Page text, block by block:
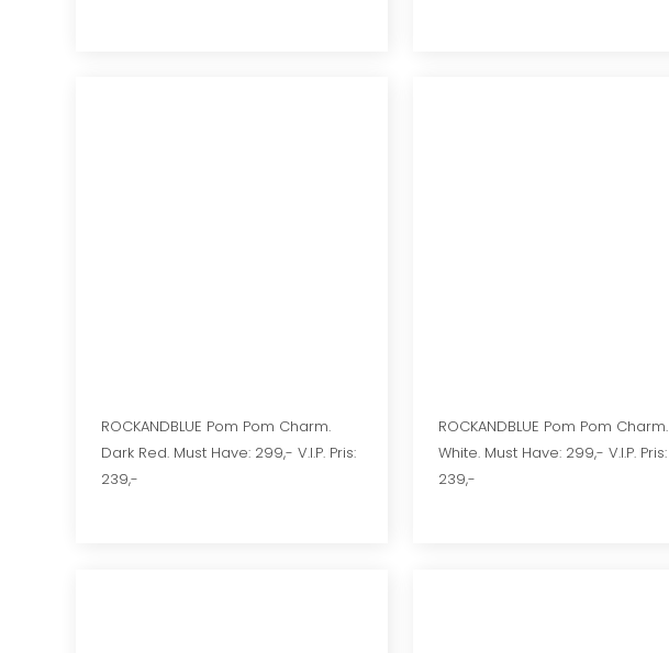
ROCKANDBLUE Pom Pom Charm.
Dark Red. Must Have: 299,- V.I.P. Pris:
239,-
ROCKANDBLUE Pom Pom Charm.
White. Must Have: 299,- V.I.P. Pris:
239,-